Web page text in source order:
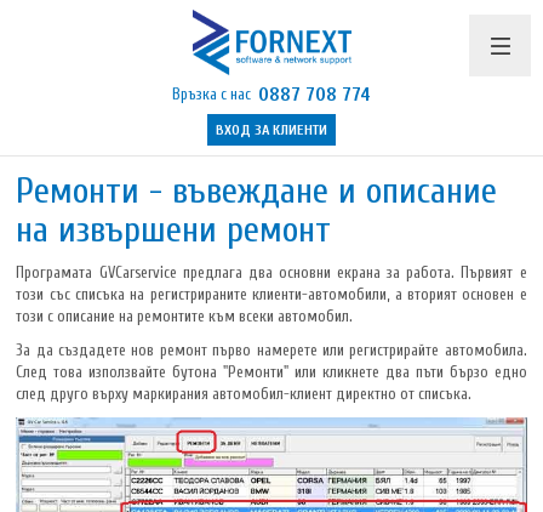
Продукти и цени
Поддръжка
Бюлетин
Полезно
Указания
Контакти
Връзка с нас 0887 708 774
ВХОД ЗА КЛИЕНТИ
Ремонти - въвеждане и описание
на извършени ремонт
Програмата GVCarservice предлага два основни екрана за работа. Първият е
този със списъка на регистрираните клиенти-автомобили, а вторият основен е
този с описание на ремонтите към всеки автомобил.
За да създадете нов ремонт първо намерете или регистрирайте автомобила.
След това използвайте бутона "Ремонти" или кликнете два пъти бързо едно
след друго върху маркирания автомобил-клиент директно от списъка.